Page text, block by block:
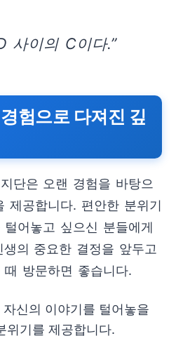
사이의 C이다.”
험으로 다져진 깊
단은 오랜 경험을 바탕으
제공합니다. 편안한 분위기
어놓고 싶으신 분들에게
의 중요한 결정을 앞두고
방문하면 좋습니다.
자신의 이야기를 털어놓을
위기를 제공합니다.